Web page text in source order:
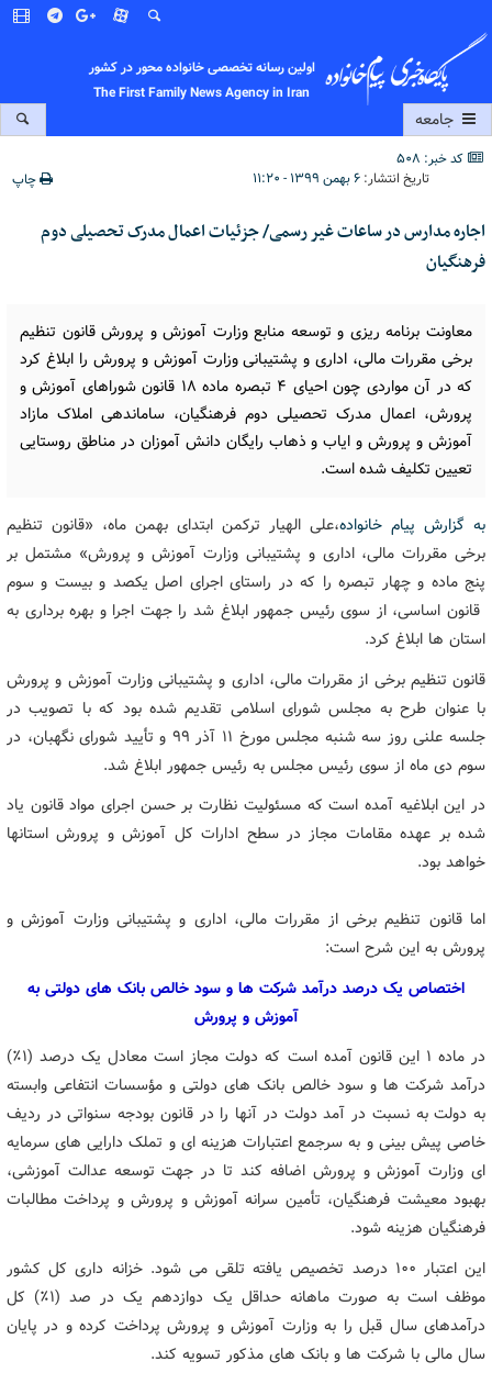
اولین رسانه تخصصی خانواده محور در کشور
The First Family News Agency in Iran
جامعه
کد خبر: 508
تاریخ انتشار: ۶ بهمن ۱۳۹۹ - ۱۱:۲۰ چاپ
اجاره مدارس در ساعات غیر رسمی/ جزئیات اعمال مدرک تحصیلی دوم
فرهنگیان
معاونت برنامه ریزی و توسعه منابع وزارت آموزش و پرورش قانون تنظیم
برخی مقررات مالی، اداری و پشتیبانی وزارت آموزش و پرورش را ابلاغ کرد
که در آن مواردی چون احیای ۴ تبصره ماده ۱۸ قانون شوراهای آموزش و
پرورش، اعمال مدرک تحصیلی دوم فرهنگیان، ساماندهی املاک مازاد
آموزش و پرورش و ایاب و ذهاب رایگان دانش آموزان در مناطق روستایی
تعیین تکلیف شده است.
به گزارش پیام خانواده،علی الهیار ترکمن ابتدای بهمن ماه، «قانون تنظیم
برخی مقررات مالی، اداری و پشتیبانی وزارت آموزش و پرورش» مشتمل بر
پنج ماده و چهار تبصره را که در راستای اجرای اصل یکصد و بیست و سوم
قانون اساسی، از سوی رئیس جمهور ابلاغ شد را جهت اجرا و بهره برداری به
استان ها ابلاغ کرد.
قانون تنظیم برخی از مقررات مالی، اداری و پشتیبانی وزارت آموزش و پرورش
با عنوان طرح به مجلس شورای اسلامی تقدیم شده بود که با تصویب در
جلسه علنی روز سه شنبه مجلس مورخ ۱۱ آذر ۹۹ و تأیید شورای نگهبان، در
سوم دی ماه از سوی رئیس مجلس به رئیس جمهور ابلاغ شد.
در این ابلاغیه آمده است که مسئولیت نظارت بر حسن اجرای مواد قانون یاد
شده بر عهده مقامات مجاز در سطح ادارات کل آموزش و پرورش استانها
خواهد بود.
اما قانون تنظیم برخی از مقررات مالی، اداری و پشتیبانی وزارت آموزش و
پرورش به این شرح است:
اختصاص یک درصد درآمد شرکت ها و سود خالص بانک های دولتی به
آموزش و پرورش
در ماده ۱ این قانون آمده است که دولت مجاز است معادل یک درصد (۱٪)
درآمد شرکت ها و سود خالص بانک های دولتی و مؤسسات انتفاعی وابسته
به دولت به نسبت در آمد دولت در آنها را در قانون بودجه سنواتی در ردیف
خاصی پیش بینی و به سرجمع اعتبارات هزینه ای و تملک دارایی های سرمایه
ای وزارت آموزش و پرورش اضافه کند تا در جهت توسعه عدالت آموزشی،
بهبود معیشت فرهنگیان، تأمین سرانه آموزش و پرورش و پرداخت مطالبات
فرهنگیان هزینه شود.
این اعتبار ۱۰۰ درصد تخصیص یافته تلقی می شود. خزانه داری کل کشور
موظف است به صورت ماهانه حداقل یک دوازدهم یک در صد (۱٪) کل
درآمدهای سال قبل را به وزارت آموزش و پرورش پرداخت کرده و در پایان
سال مالی با شرکت ها و بانک های مذکور تسویه کند.